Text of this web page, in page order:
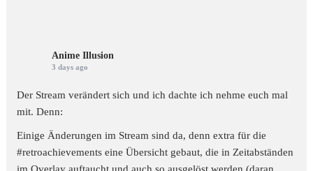
Anime Illusion
3 days ago
Der Stream verändert sich und ich dachte ich nehme euch mal
mit. Denn:
Einige Änderungen im Stream sind da, denn extra für die
#retroachievements eine Übersicht gebaut, die in Zeitabständen